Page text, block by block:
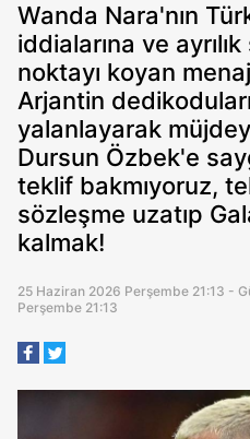
Wanda Nara'nın
iddialarına ve
noktayı koyan
Arjantin
yalanlayarak
Dursun Özbek'e
teklif bakmıyoruz,
sözleşme uzatıp
kalmak!
25 Haziran 2026 Perşembe 21:13 -
Perşembe 21:13